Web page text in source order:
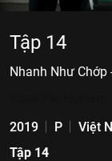
Tập 14
Nhanh Như Chớp
2019 P Việt
Tập 14